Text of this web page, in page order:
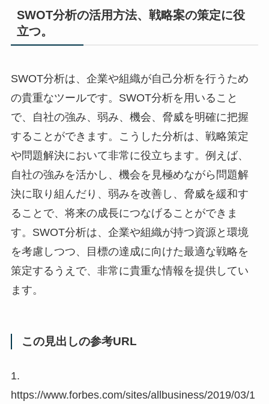
SWOT分析の活用方法、戦略案の策定に役
立つ。
SWOT分析は、企業や組織が自己分析を行うため
の貴重なツールです。SWOT分析を用いること
で、自社の強み、弱み、機会、脅威を明確に把握
することができます。こうした分析は、戦略策定
や問題解決において非常に役立ちます。例えば、
自社の強みを活かし、機会を見極めながら問題解
決に取り組んだり、弱みを改善し、脅威を緩和す
ることで、将来の成長につなげることができま
す。SWOT分析は、企業や組織が持つ資源と環境
を考慮しつつ、目標の達成に向けた最適な戦略を
策定するうえで、非常に貴重な情報を提供してい
ます。
この見出しの参考URL
1.
https://www.forbes.com/sites/allbusiness/2019/03/1